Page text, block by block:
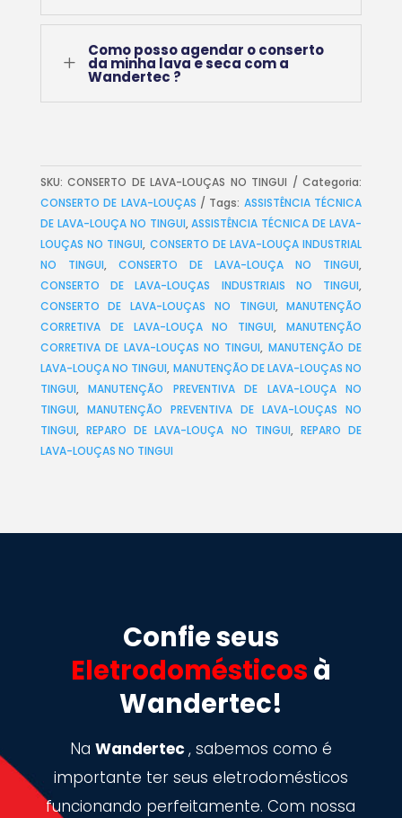
L
Como posso agendar o conserto
da minha lava e seca com a
Wandertec ?
SKU:CONSERTO DE LAVA-LOUÇAS NO TINGUI
Categoria:
CONSERTO DE LAVA-LOUÇAS
Tags: ASSISTÊNCIA TÉCNICA
DE LAVA-LOUÇA NO TINGUI,ASSISTÊNCIA TÉCNICA DE LAVA-
LOUÇAS NO TINGUI, CONSERTO DE LAVA-LOUÇA INDUSTRIAL
NO TINGUI, CONSERTO DE LAVA-LOUÇA NO TINGUI,
CONSERTO DE LAVA-LOUÇAS INDUSTRIAIS NO TINGUI,
CONSERTO DE LAVA-LOUÇAS NO TINGUI,MANUTENÇÃO
CORRETIVA DE LAVA-LOUÇA NO TINGUI,MANUTENÇÃO
CORRETIVA DE LAVA-LOUÇAS NO TINGUI, MANUTENÇÃO DE
LAVA-LOUÇA NO TINGUI, MANUTENÇÃO DE LAVA-LOUÇAS NO
TINGUI,MANUTENÇÃO PREVENTIVA DE LAVA-LOUÇA NO
TINGUI, MANUTENÇÃO PREVENTIVA DE LAVA-LOUÇAS NO
TINGUI, REPARO DE LAVA-LOUÇA NO TINGUI, REPARO DE
LAVA-LOUÇAS NO TINGUI
Confie seus
Eletrodomésticos à
Wandertec!
Na Wandertec, sabemos como é
importante ter seus eletrodomésticos
funcionando perfeitamente. Com nossa